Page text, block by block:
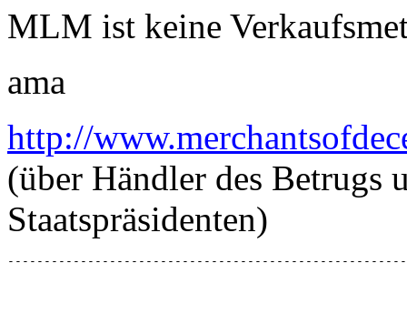
MLM ist keine
ama
http://
(über Händler des Betrugs
Staatspräsidenten)